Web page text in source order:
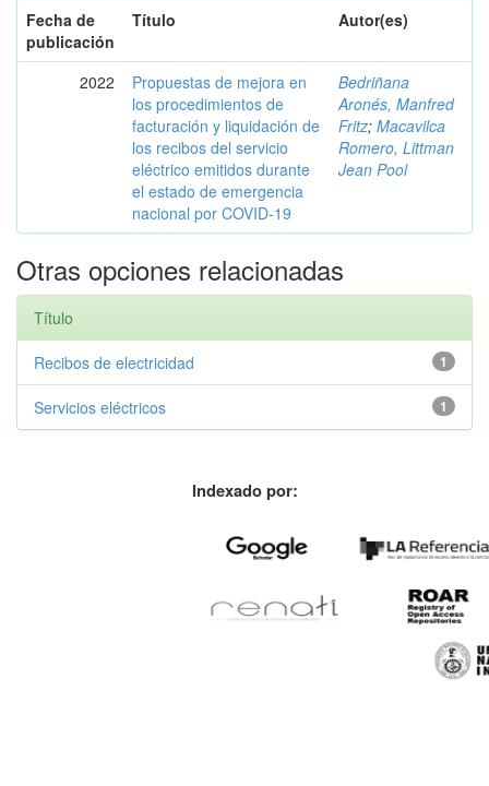
Fecha de
publicación
Título Autor(es)
2022
Propuestas de mejora en
los procedimientos de
facturación y liquidación de
los recibos del servicio
eléctrico emitidos durante
el estado de emergencia
nacional por COVID-19
Bedriñana
Aronés, Manfred
Fritz; Macavilca
Romero, Littman
Jean Pool
Otras opciones relacionadas
Título
1
Recibos de electricidad
1
Servicios eléctricos
Indexado por: